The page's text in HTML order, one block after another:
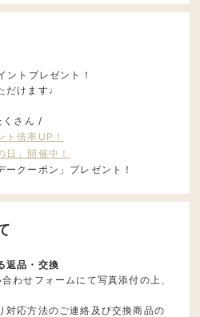
トプレゼント！
だけます♩
くさん /
ト倍率UP！
日」開催中！
ークーポン」プレゼント！
返品・交換
わせフォームにて写真添付の上、
対応方法のご連絡及び交換商品の